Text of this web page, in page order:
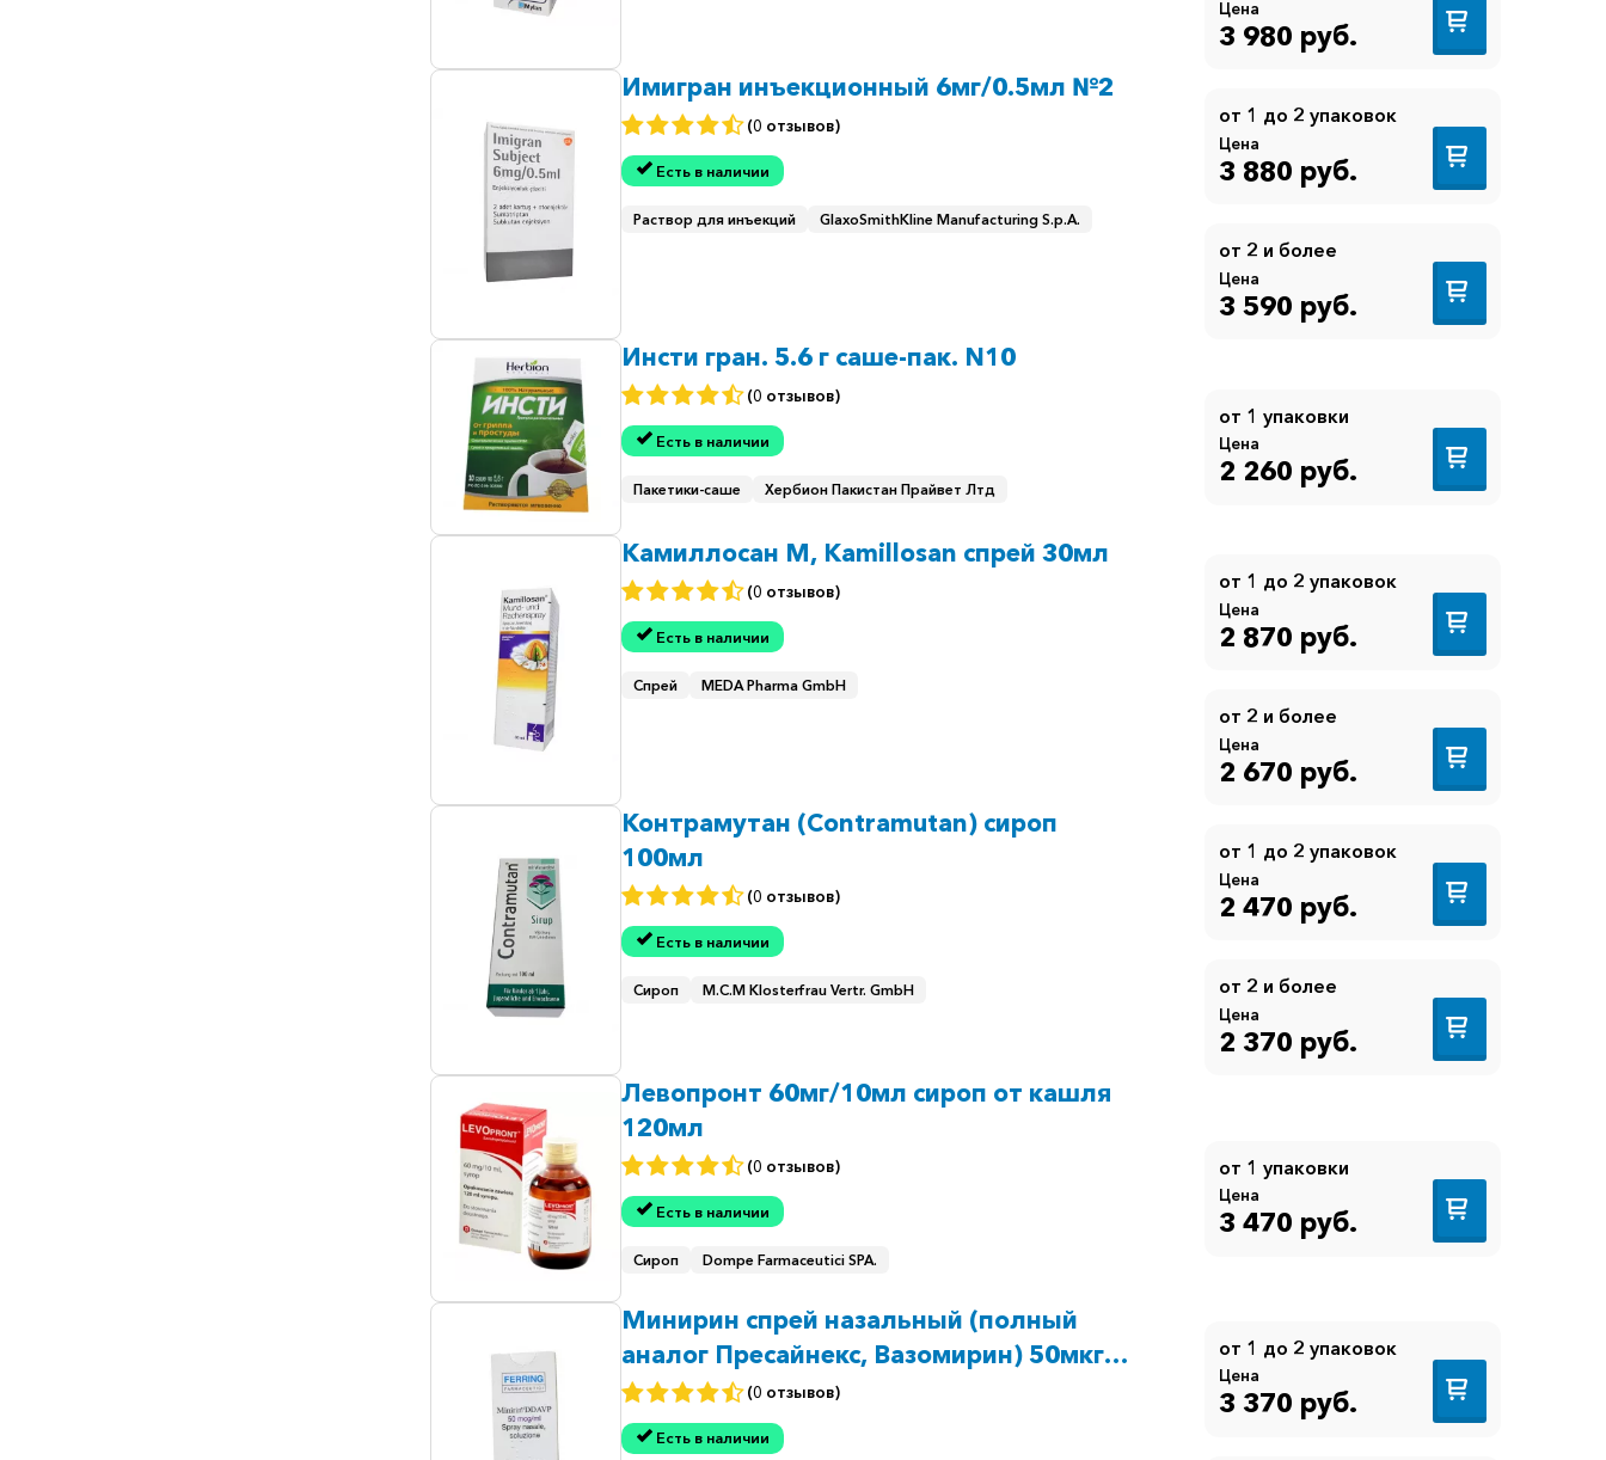
Цена
3 980 руб.
Имигран инъекционный 6мг/0.5мл №2
(0 отзывов)
Есть в наличии
Раствор для инъекций GlaxoSmithKline Manufacturing S.p.A.
от 1 до 2 упаковок
Цена
3 880 руб.
от 2 и более
Цена
3 590 руб.
Инсти гран. 5.6 г саше-пак. N10
(0 отзывов)
Есть в наличии
Пакетики-саше Хербион Пакистан Прайвет Лтд
от 1 упаковки
Цена
2 260 руб.
Камиллосан М, Kamillosan спрей 30мл
(0 отзывов)
Есть в наличии
Спрей MEDA Pharma GmbH
от 1 до 2 упаковок
Цена
2 870 руб.
от 2 и более
Цена
2 670 руб.
Контрамутан (Contramutan) сироп
100мл
(0 отзывов)
Есть в наличии
Сироп M.C.M Klosterfrau Vertr. GmbH
от 1 до 2 упаковок
Цена
2 470 руб.
от 2 и более
Цена
2 370 руб.
Левопронт 60мг/10мл сироп от кашля
120мл
(0 отзывов)
Есть в наличии
Сироп Dompe Farmaceutici SPA.
от 1 упаковки
Цена
3 470 руб.
Минирин спрей назальный (полный
аналог Пресайнекс, Вазомирин) 50мкг/
мл (5мкг 25 доз) 2,5мл
(0 отзывов)
Есть в наличии
от 1 до 2 упаковок
Цена
3 370 руб.